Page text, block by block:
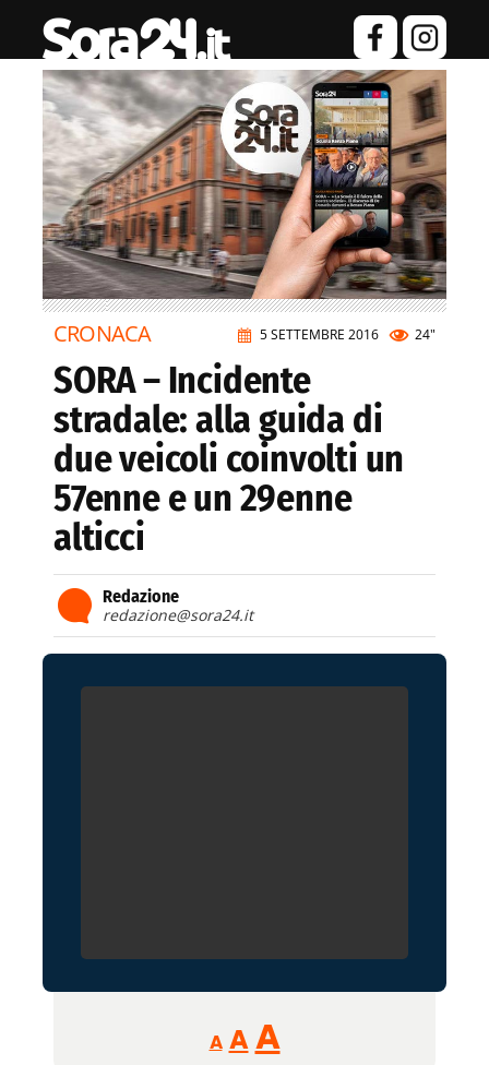
5 SETTEMBRE 2016 24"
CRONACA
SORA – Incidente
stradale: alla guida di
due veicoli coinvolti un
57enne e un 29enne
alticci
Redazione
redazione@sora24.it
A
Reducir
tamaño
A Restablecer
AAumentar